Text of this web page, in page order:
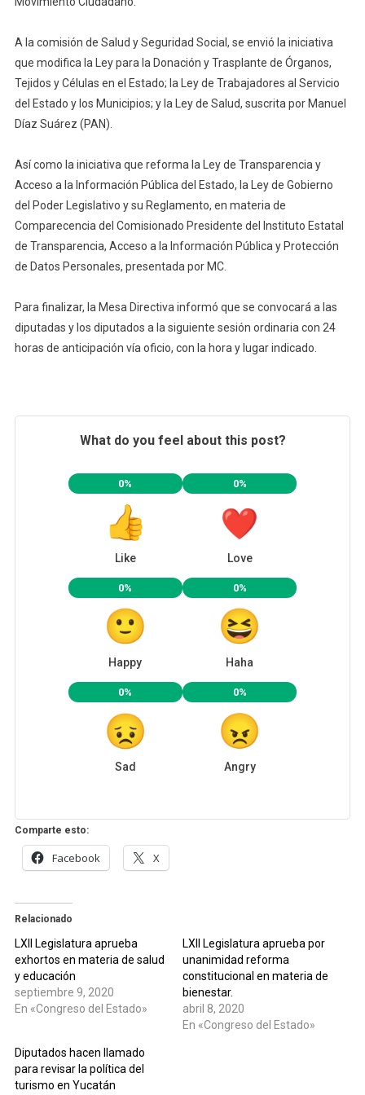
A la comisión de Salud y Seguridad Social, se envió la iniciativa
que modifica la Ley para la Donación y Trasplante de Órganos,
Tejidos y Células en el Estado; la Ley de Trabajadores al Servicio
del Estado y los Municipios; y la Ley de Salud, suscrita por Manuel
Díaz Suárez (PAN).
Así como la iniciativa que reforma la Ley de Transparencia y
Acceso a la Información Pública del Estado, la Ley de Gobierno
del Poder Legislativo y su Reglamento, en materia de
Comparecencia del Comisionado Presidente del Instituto Estatal
de Transparencia, Acceso a la Información Pública y Protección
de Datos Personales, presentada por MC.
Para finalizar, la Mesa Directiva informó que se convocará a las
diputadas y los diputados a la siguiente sesión ordinaria con 24
horas de anticipación vía oficio, con la hora y lugar indicado.
What do you feel about this post?
0%
Like
0%
Love
0%
Happy
0%
Haha
0%
Sad
0%
Angry
Comparte esto:
Facebook X
Relacionado
LXII Legislatura aprueba
exhortos en materia de salud
y educación
septiembre 9, 2020
En «Congreso del Estado»
LXII Legislatura aprueba por
unanimidad reforma
constitucional en materia de
bienestar.
abril 8, 2020
En «Congreso del Estado»
Diputados hacen llamado
para revisar la política del
turismo en Yucatán